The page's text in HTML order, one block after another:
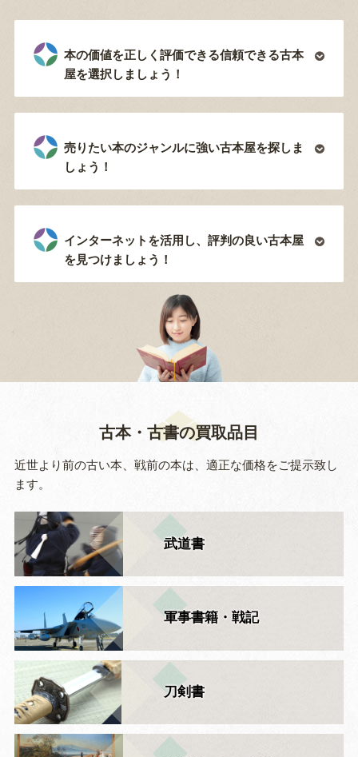
本の価値を正しく評価できる信頼できる古本
屋を選択しましょう！
売りたい本のジャンルに強い古本屋を探しま
しょう！
インターネットを活用し、評判の良い古本屋
を見つけましょう！
古本・古書の買取品目
近世より前の古い本、戦前の本は、適正な価格をご提示致し
ます。
武道書
軍事書籍・戦記
刀剣書